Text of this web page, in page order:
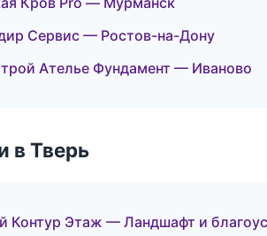
Сервис — Ростов-на-Дону
Ателье Фундамент — Иваново
в Тверь
Контур Этаж — Ландшафт и